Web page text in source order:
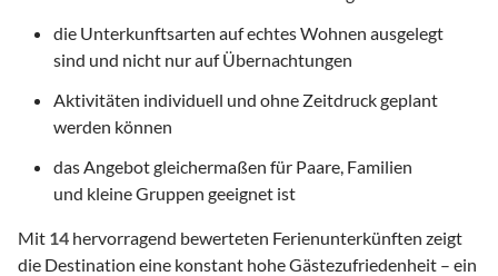
die Unterkunftsarten auf echtes Wohnen ausgelegt
sind und nicht nur auf Übernachtungen
Aktivitäten individuell und ohne Zeitdruck geplant
werden können
das Angebot gleichermaßen für Paare, Familien
und kleine Gruppen geeignet ist
Mit 14 hervorragend bewerteten Ferienunterkünften zeigt
die Destination eine konstant hohe Gästezufriedenheit – ein